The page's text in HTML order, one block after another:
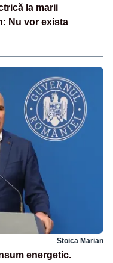
la marii
Nu vor exista
Stoica Marian
energetic.